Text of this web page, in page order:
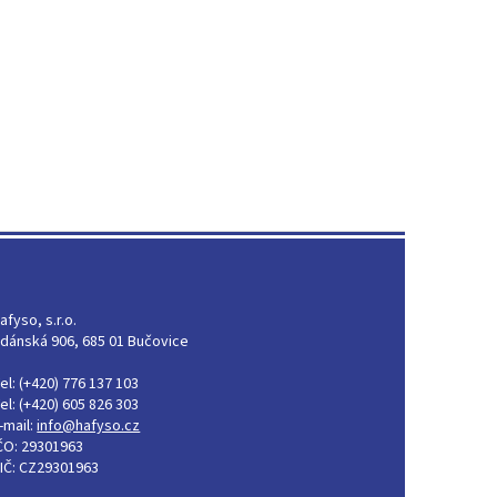
s.r.o.
906, 685 01 Bučovice
(+420) 776 137 103
(+420) 605 826 303
mail:info@hafyso.cz
29301963
CZ29301963